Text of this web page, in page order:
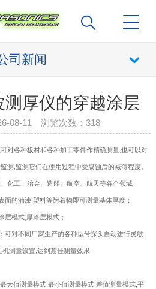
司新闻
厚仪的穿越涂层
08-11 浏览次数：318
对各种板材和各种加工零件作精确测量,也可以对
测,监测它们在使用过程中受腐蚀后的减薄程度。
化工、冶金、造船、航空、航天等各个领域
面的油漆,塑料等附着物即可测量基体厚度；
层模式,厚涂层模式；
可对不同厂家生产的各种型号探头自动进行灵敏
测量设置,达到蕞佳测量效果
大值测量模式,蕞小值测量模式,差值测量模式,平